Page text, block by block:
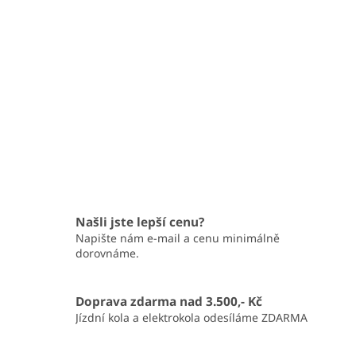
Našli jste lepší cenu?
Napište nám e-mail a cenu minimálně
dorovnáme.
Doprava zdarma nad 3.500,- Kč
Jízdní kola a elektrokola odesíláme ZDARMA